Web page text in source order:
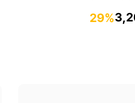
29%